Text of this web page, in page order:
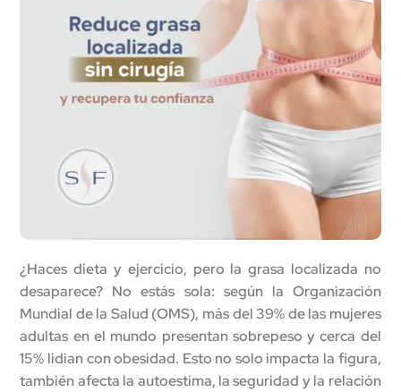
¿Haces dieta y ejercicio, pero la grasa localizada no
desaparece? No estás sola: según la Organización
Mundial de la Salud (OMS), más del 39% de las mujeres
adultas en el mundo presentan sobrepeso y cerca del
15% lidian con obesidad. Esto no solo impacta la figura,
también afecta la autoestima, la seguridad y la relación